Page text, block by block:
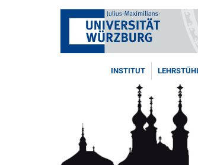
INSTITUT